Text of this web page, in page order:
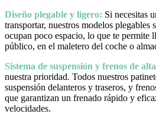
Diseño plegable y ligero: Si necesitas
transportar, nuestros modelos plegables
ocupan poco espacio, lo que te permite
público, en el maletero del coche o
Sistema de suspensión y frenos de
nuestra prioridad. Todos nuestros
suspensión delanteros y traseros, y
que garantizan un frenado rápido y
velocidades.